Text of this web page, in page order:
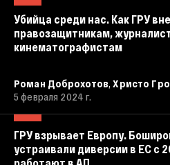
Убийца среди нас. Как ГРУ
правозащитникам,
кинематографистам
Роман Доброхотов,Христо
5 февраля 2024 г.
ГРУ взрывает Европу.
устраивали диверсии в ЕС с